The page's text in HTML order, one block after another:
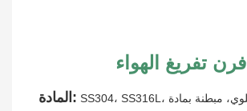
فرن تفريغ الهواء
المادة: SS304، SS316L، تيتانيوم، هاستيلوي، مبطنة بمادة